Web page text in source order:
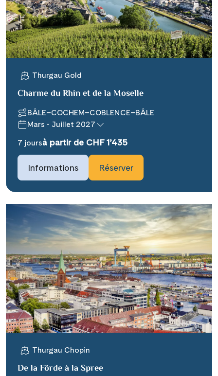
Thurgau Gold
Charme du Rhin et de la Moselle
BÂLE–COCHEM–COBLENCE–BÂLE
Mars - Juillet 2027
7 joursà partir de CHF 1’435
Informations Réserver
Thurgau Chopin
De la Förde à la Spree